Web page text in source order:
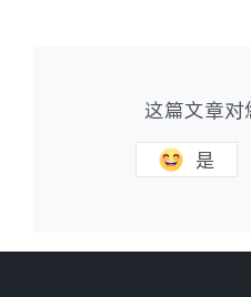
这篇文章对
是